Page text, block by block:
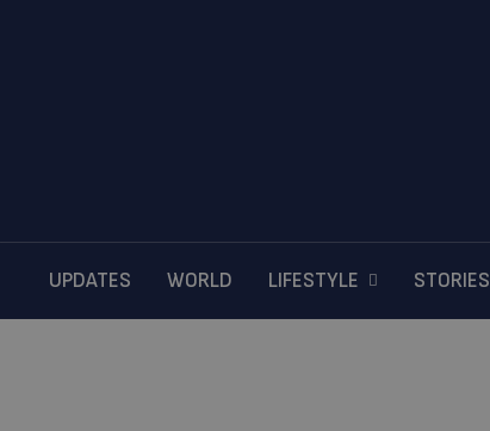
UPDATES WORLD LIFESTYLE STORIES